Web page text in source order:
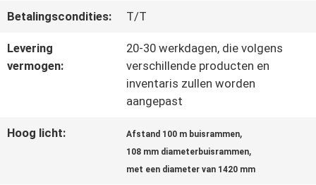
ONS
OP
GEVALLEN
Betalingscondities: T/T
Levering
vermogen:
20-30 werkdagen, die volgens
verschillende producten en
inventaris zullen worden
aangepast
Hoog licht: Afstand 100 m buisrammen,
108 mm diameterbuisrammen,
met een diameter van 1420 mm